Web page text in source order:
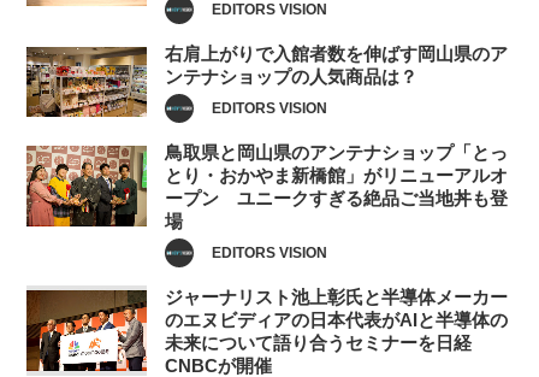
EDITORS VISION
右肩上がりで入館者数を伸ばす岡山県のア
ンテナショップの人気商品は？
EDITORS VISION
鳥取県と岡山県のアンテナショップ「とっ
とり・おかやま新橋館」がリニューアルオ
ープン ユニークすぎる絶品ご当地丼も登
場
EDITORS VISION
ジャーナリスト池上彰氏と半導体メーカー
のエヌビディアの日本代表がAIと半導体の
未来について語り合うセミナーを日経
CNBCが開催